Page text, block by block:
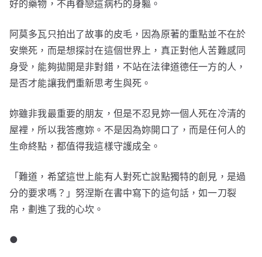
好的藥物，不再眷戀這病朽的身軀。
阿莫多瓦只拍出了故事的皮毛，因為原著的重點並不在於
安樂死，而是想探討在這個世界上，真正對他人苦難感同
身受，能夠拋開是非對錯，不站在法律道德任一方的人，
是否才能讓我們重新思考生與死。
妳雖非我最重要的朋友，但是不忍見妳一個人死在冷清的
屋裡，所以我答應妳。不是因為妳開口了，而是任何人的
生命終點，都值得我這樣守護成全。
「難道，希望這世上能有人對死亡說點獨特的創見，是過
分的要求嗎？」努涅斯在書中寫下的這句話，如一刀裂
帛，劃進了我的心坎。
●